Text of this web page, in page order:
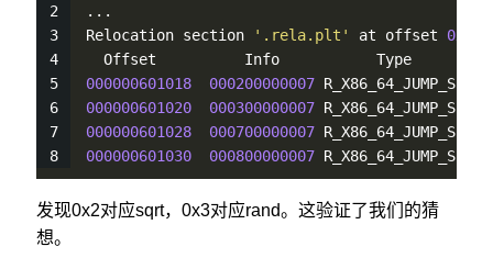
...
Relocation section
'.rela.plt' at offset 0x498
Offset          Info           Type
000000601018
000200000007 R_X86_64_JUMP_SLO
000000601020
000300000007 R_X86_64_JUMP_SLO
000000601028
000700000007 R_X86_64_JUMP_SLO
000000601030
000800000007 R_X86_64_JUMP_SLO
发现0x2对应sqrt，0x3对应rand。这验证了我们的猜
想。